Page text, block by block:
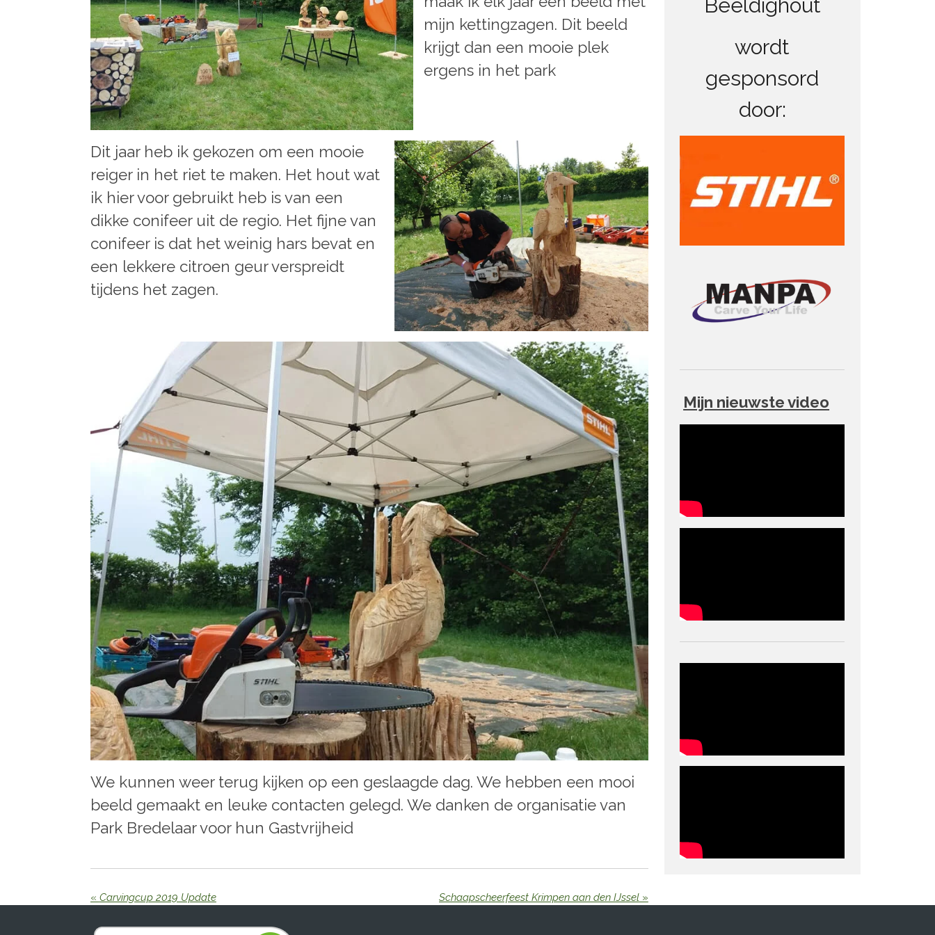
mijn kettingzagen. Dit beeld
krijgt dan een mooie plek
ergens in het park
Dit jaar heb ik gekozen om een mooie
reiger in het riet te maken. Het hout wat
ik hier voor gebruikt heb is van een
dikke conifeer uit de regio. Het fijne van
conifeer is dat het weinig hars bevat en
een lekkere citroen geur verspreidt
tijdens het zagen.
We kunnen weer terug kijken op een geslaagde dag. We hebben een mooi
beeld gemaakt en leuke contacten gelegd. We danken de organisatie van
Park Bredelaar voor hun Gastvrijheid
« Carvingcup 2019 Update Schaapscheerfeest Krimpen aan den IJssel»
Beeldighout
wordt
gesponsord
door:
Mijn nieuwste video